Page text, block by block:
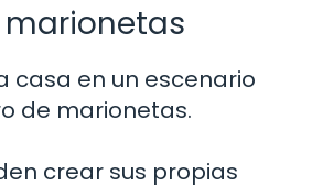
casa en un escenario
de marionetas.
crear sus propias